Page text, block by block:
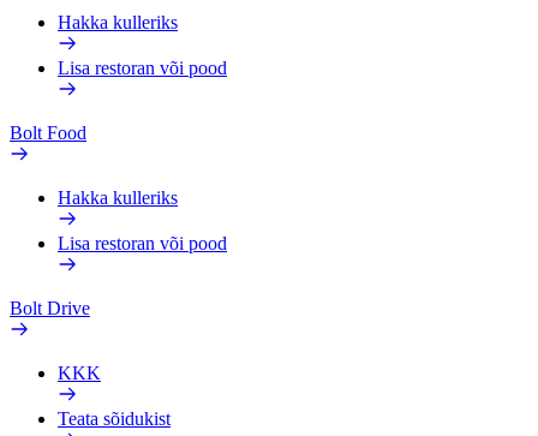
Hakka kulleriks
Lisa restoran või pood
Bolt Food
Hakka kulleriks
Lisa restoran või pood
Bolt Drive
KKK
Teata sõidukist